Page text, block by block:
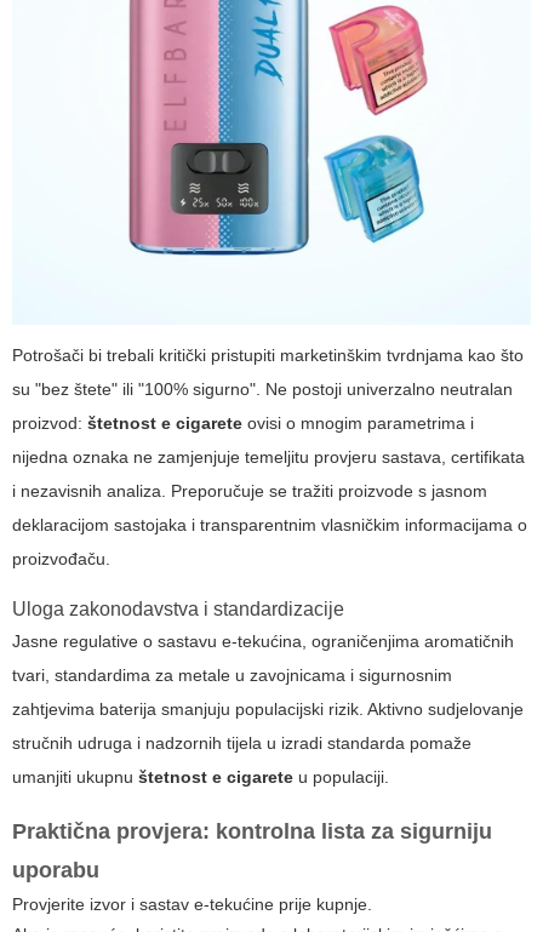
Potrošači bi trebali kritički pristupiti marketinškim tvrdnjama kao što
su "bez štete" ili "100% sigurno". Ne postoji univerzalno neutralan
proizvod: štetnost e cigarete ovisi o mnogim parametrima i
nijedna oznaka ne zamjenjuje temeljitu provjeru sastava, certifikata
i nezavisnih analiza. Preporučuje se tražiti proizvode s jasnom
deklaracijom sastojaka i transparentnim vlasničkim informacijama o
proizvođaču.
Uloga zakonodavstva i standardizacije
Jasne regulative o sastavu e-tekućina, ograničenjima aromatičnih
tvari, standardima za metale u zavojnicama i sigurnosnim
zahtjevima baterija smanjuju populacijski rizik. Aktivno sudjelovanje
stručnih udruga i nadzornih tijela u izradi standarda pomaže
umanjiti ukupnu štetnost e cigarete u populaciji.
Praktična provjera: kontrolna lista za sigurniju
uporabu
Provjerite izvor i sastav e-tekućine prije kupnje.